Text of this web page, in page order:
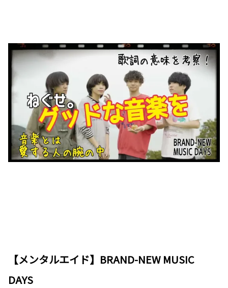
【メンタルエイド】BRAND-NEW MUSIC
DAYS